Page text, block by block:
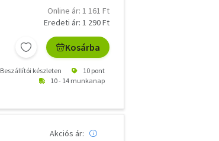
Online ár: 1 161 Ft
Eredeti ár: 1 290 Ft
Kosárba
Beszállítói készleten
10 pont
10 - 14 munkanap
Akciós ár: